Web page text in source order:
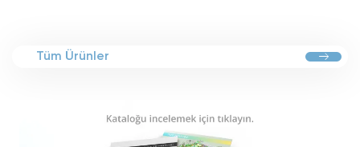
Tüm Ürünler